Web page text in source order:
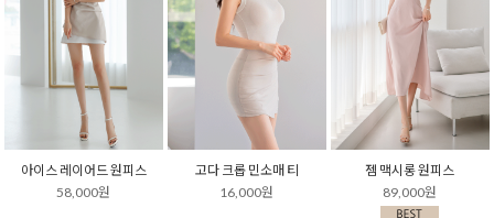
아이스 레이어드 원피스
58,000원
고다 크롭 민소매 티
16,000원
젬 맥시롱 원피스
89,000원